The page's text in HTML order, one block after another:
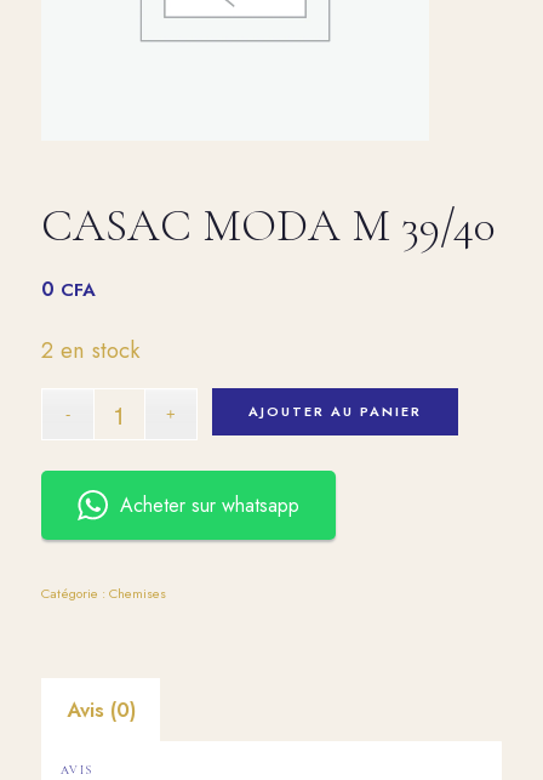
CASAC MODA M 39/40
0 CFA
2 en stock
AJOUTER AU PANIER
Acheter sur whatsapp
Catégorie : Chemises
Avis (0)
AVIS